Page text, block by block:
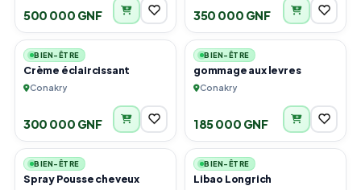
500 000 GNF 350 000 GNF
1
BIEN-ÊTRE
Crème éclaircissant
Conakry
300 000 GNF
6
BIEN-ÊTRE
gommage aux levres
Conakry
185 000 GNF
6
BIEN-ÊTRE
Spray Pousse cheveux
6
BIEN-ÊTRE
Libao Longrich